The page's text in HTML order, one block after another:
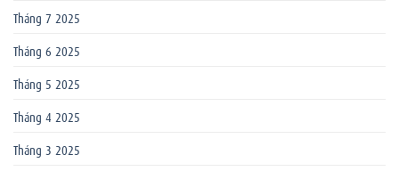
Tháng 7 2025
Tháng 6 2025
Tháng 5 2025
Tháng 4 2025
Tháng 3 2025